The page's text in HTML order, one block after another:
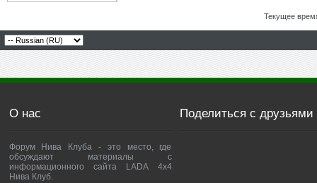
Текущее
О нас
Форум Нива Клуба - это место, где
обсуждают материалы с
информационного сайта LADA 4x4
Нива Клуб.
Поделиться с друзьями